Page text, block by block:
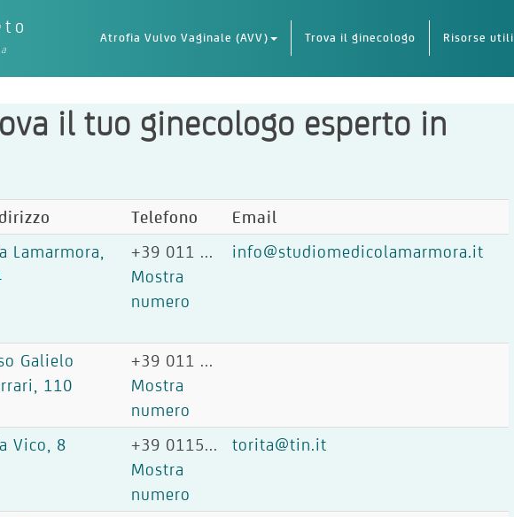
Atrofia Vulvo Vaginale (AVV) Trova il ginecologo Risorse utili
il tuo ginecologo esperto in
Telefono
Email
Lamarmora,
+39 011 ...
Mostra
numero
info@studiomedicolamarmora.it
Galielo
110
+39 011 ...
Mostra
numero
Vico, 8
+39 0115...
Mostra
numero
torita@tin.it